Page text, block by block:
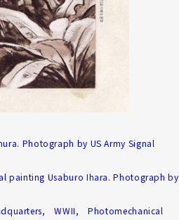
Photograph by US Army Signal
painting Usaburo Ihara. Photograph by
WWII, Photomechanical